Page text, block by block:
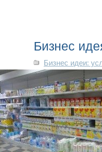
Бизнес
Бизнес идеи: